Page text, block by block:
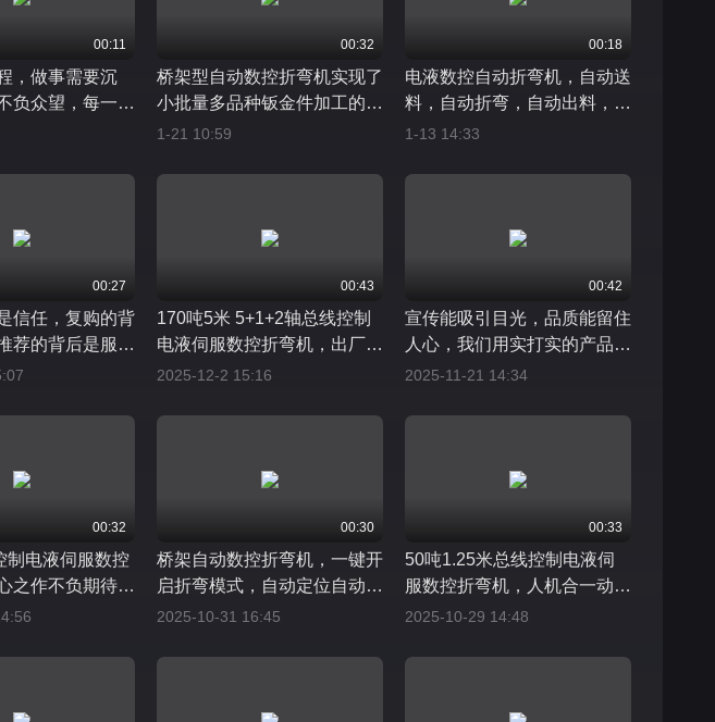
00:11
，做事需要沉
负众望，每一份
为信任，每一份
务，做最诚信的
00:32
桥架型自动数控折弯机实现了
小批量多品种钣金件加工的无
人化，简单化，轻松化。使用
后气动托料结构满足自动定位
1-21 10:59
00:18
电液数控自动折弯机，自动送
料，自动折弯，自动出料，高
效精准，节省人力。一手货
务保障。
1-13 14:33
00:27
信任，复购的背
荐的背后是服
馈赠，是服务经
00:43
170吨5米 5+1+2轴总线控制
电液伺服数控折弯机，出厂前
试料预验收。不急于求成，只
我们深知品质是制造的根本
2025-12-2 15:16
00:42
宣传能吸引目光，品质能留住
人心，我们用实打实的产品
力，让用户选择一次，信任一
2025-11-21 14:34
00:32
制电液伺服数控
之作不负期待。
头，品质让用户
信赖，我们一直
00:30
桥架自动数控折弯机，一键开
启折弯模式，自动定位自动折
弯自动出料，节省人力高效翻
2025-10-31 16:45
00:33
50吨1.25米总线控制电液伺
服数控折弯机，人机合一动作
响应快效率翻倍。细节在哪品
哪，良心良工良品
2025-10-29 14:48